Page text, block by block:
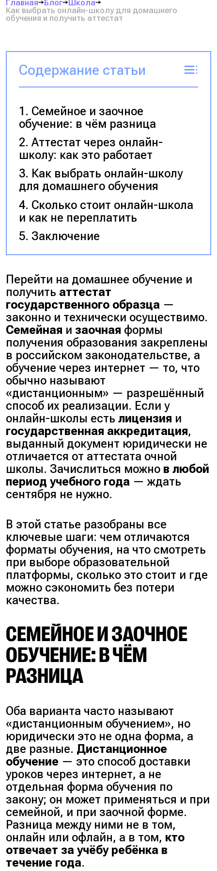
Главная Блог
Школа
Как выбрать онлайн-школу для домашнего
обучения и получить аттестат
Содержание статьи
Семейное и заочное
обучение: в чём разница
Аттестат через онлайн-
школу: как это работает
Как выбрать онлайн-школу
для домашнего обучения
Сколько стоит онлайн-школа
и как не переплатить
Заключение
Перейти на домашнее обучение и
получить аттестат
государственного образца —
законно и технически осуществимо.
Семейная и заочная формы
получения образования закреплены
в российском законодательстве, а
обучение через интернет — то, что
обычно называют
«дистанционным» — разрешённый
способ их реализации. Если у
онлайн-школы естьлицензия и
государственная аккредитация,
выданный документ юридически не
отличается от аттестата очной
школы. Зачислиться можно в любой
период учебного года — ждать
сентября не нужно.
В этой статье разобраны все
ключевые шаги: чем отличаются
форматы обучения, на что смотреть
при выборе образовательной
платформы, сколько это стоит и где
можно сэкономить без потери
качества.
СЕМЕЙНОЕ И ЗАОЧНОЕ
ОБУЧЕНИЕ: В ЧЁМ
РАЗНИЦА
Оба варианта часто называют
«дистанционным обучением», но
юридически это не одна форма, а
две разные. Дистанционное
обучение — это способ доставки
уроков через интернет, а не
отдельная форма обучения по
закону; он может применяться и при
семейной, и при заочной форме.
Разница между ними не в том,
онлайн или офлайн, а в том, кто
отвечает за учёбу ребёнка в
течение года.